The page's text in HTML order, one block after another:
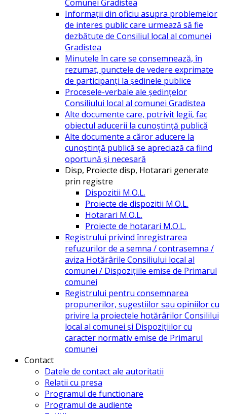
Comunei Gradistea
Informații din oficiu asupra problemelor
de interes public care urmează să fie
dezbătute de Consiliul local al comunei
Gradistea
Minutele în care se consemnează, în
rezumat, punctele de vedere exprimate
de participanți la ședinele publice
Procesele-verbale ale ședințelor
Consiliului local al comunei Gradistea
Alte documente care, potrivit legii, fac
obiectul aducerii la cunoștință publică
Alte documente a căror aducere la
cunoștință publică se apreciază ca fiind
oportună și necesară
Disp, Proiecte disp, Hotarari generate
prin registre
Dispozitii M.O.L.
Proiecte de dispozitii M.O.L.
Hotarari M.O.L.
Proiecte de hotarari M.O.L.
Registrului privind înregistrarea
refuzurilor de a semna / contrasemna /
aviza Hotărârile Consiliului local al
comunei / Dispozițiile emise de Primarul
comunei
Registrului pentru consemnarea
propunerilor, sugestiilor sau opiniilor cu
privire la proiectele hotărârilor Consililui
local al comunei și Dispozițiilor cu
caracter normativ emise de Primarul
comunei
Contact
Datele de contact ale autoritatii
Relatii cu presa
Programul de functionare
Programul de audiente